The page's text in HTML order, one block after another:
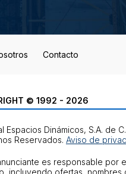
Contacto
© 1992 - 2026
Espacios Dinámicos, S.A. de
Reservados. Aviso de
es responsable por
incluyendo ofertas, nombres